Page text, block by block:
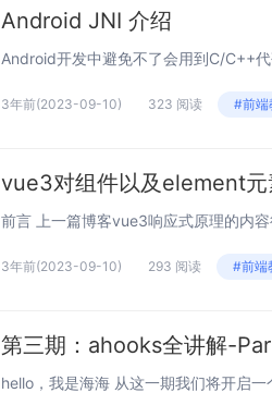
Android JNI 介绍
3年前(2023-09-10) 323 阅读 #前端
vue3对组件以及element元
3年前(2023-09-10) 293 阅读 #前端
第三期：ahooks全讲解-